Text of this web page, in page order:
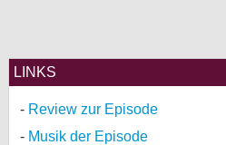
LINKS
Review zur Episode
Musik der Episode